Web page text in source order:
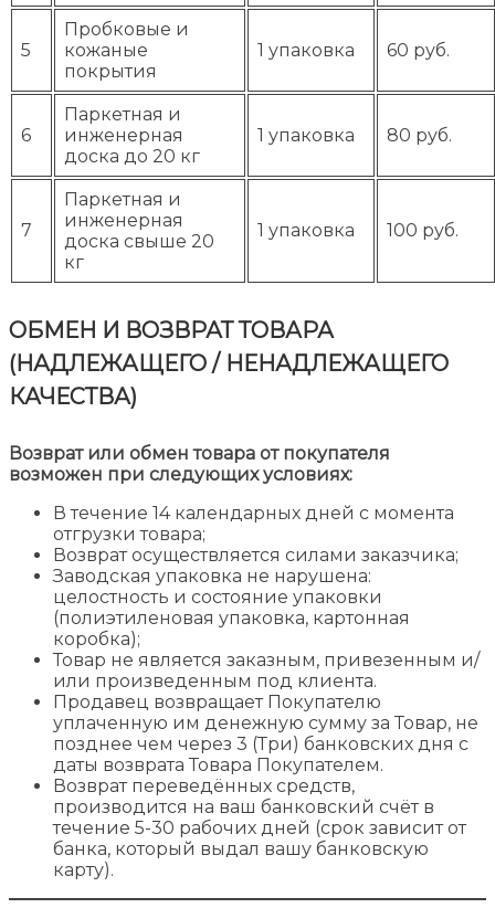
5
Пробковые и
кожаные
покрытия
1 упаковка 60 руб.
6
Паркетная и
инженерная
доска до 20 кг
1 упаковка 80 руб.
7
Паркетная и
инженерная
доска свыше 20
кг
1 упаковка 100 руб.
ОБМЕН И ВОЗВРАТ ТОВАРА
(НАДЛЕЖАЩЕГО / НЕНАДЛЕЖАЩЕГО
КАЧЕСТВА)
Возврат или обмен товара от покупателя
возможен при следующих условиях:
В течение 14 календарных дней с момента
отгрузки товара;
Возврат осуществляется силами заказчика;
Заводская упаковка не нарушена:
целостность и состояние упаковки
(полиэтиленовая упаковка, картонная
коробка);
Товар не является заказным, привезенным и/
или произведенным под клиента.
Продавец возвращает Покупателю
уплаченную им денежную сумму за Товар, не
позднее чем через 3 (Три) банковских дня с
даты возврата Товара Покупателем.
Возврат переведённых средств,
производится на ваш банковский счёт в
течение 5-30 рабочих дней (срок зависит от
банка, который выдал вашу банковскую
карту).